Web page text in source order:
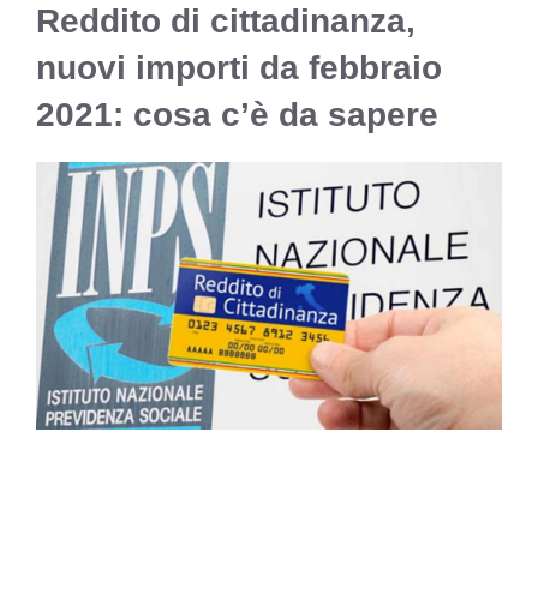
Reddito di cittadinanza,
nuovi importi da febbraio
2021: cosa c’è da sapere